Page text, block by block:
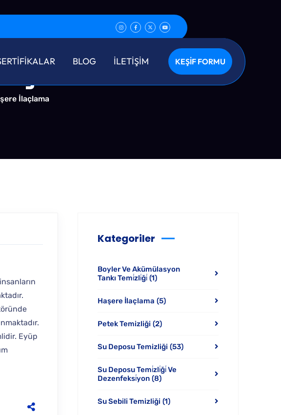
BLOG İLETİŞİM KEŞİF FORMU
İlaçlama
Eyüp
Kategoriler
Boyler Ve Akümülasyon
Tankı Temi̇zli̇ği̇ (1)
Haşere İlaçlama (5)
Petek Temizliği (2)
Su Deposu Temizliği (53)
Su Deposu Temi̇zli̇ği̇ Ve
Dezenfeksi̇yon (8)
Su Sebili Temizliği (1)